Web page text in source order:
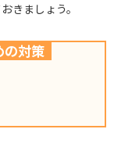
きましょう。
の対策